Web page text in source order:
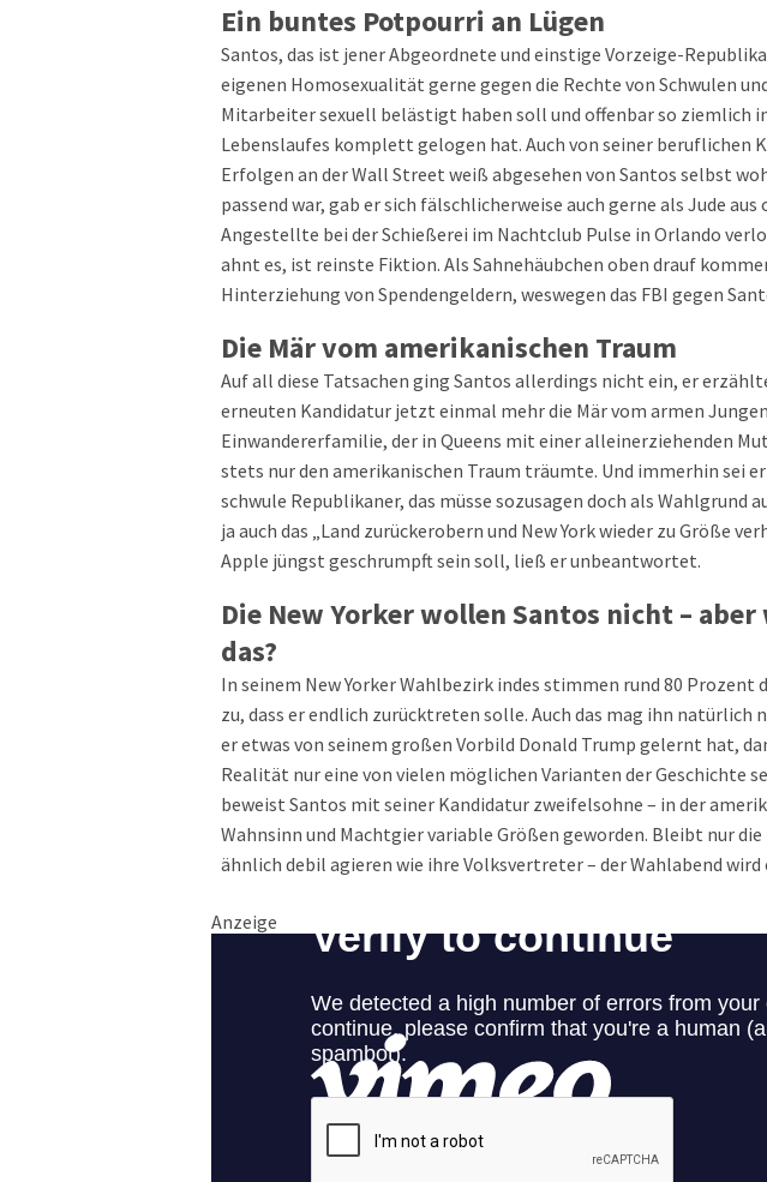
Ein buntes Potpourri an Lügen
Santos, das ist jener Abgeordnete und einstige Vorzeige-
eigenen Homosexualität gerne gegen die Rechte von Schwulen
Mitarbeiter sexuell belästigt haben soll und offenbar so ziemlich
Lebenslaufes komplett gelogen hat. Auch von seiner beruflichen
Erfolgen an der Wall Street weiß abgesehen von Santos selbst
passend war, gab er sich fälschlicherweise auch gerne als Jude
Angestellte bei der Schießerei im Nachtclub Pulse in Orlando
ahnt es, ist reinste Fiktion. Als Sahnehäubchen oben drauf
Hinterziehung von Spendengeldern, weswegen das FBI gegen
Die Mär vom amerikanischen Traum
Auf all diese Tatsachen ging Santos allerdings nicht ein, er
erneuten Kandidatur jetzt einmal mehr die Mär vom armen
Einwandererfamilie, der in Queens mit einer alleinerziehenden
stets nur den amerikanischen Traum träumte. Und immerhin sei
schwule Republikaner, das müsse sozusagen doch als Wahlgrund
ja auch das „Land zurückerobern und New York wieder zu Größe
Apple jüngst geschrumpft sein soll, ließ er unbeantwortet.
Die New Yorker wollen Santos nicht –
das?
In seinem New Yorker Wahlbezirk indes stimmen rund 80 Prozent
zu, dass er endlich zurücktreten solle. Auch das mag ihn natürlich
er etwas von seinem großen Vorbild Donald Trump gelernt hat,
Realität nur eine von vielen möglichen Varianten der Geschichte
beweist Santos mit seiner Kandidatur zweifelsohne – in der
Wahnsinn und Machtgier variable Größen geworden. Bleibt nur die
ähnlich debil agieren wie ihre Volksvertreter – der Wahlabend
Anzeige